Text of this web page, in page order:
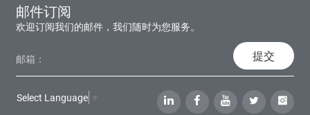
邮件订阅
欢迎订阅我们的邮件，我们随时为您服务。
提交
Select Language